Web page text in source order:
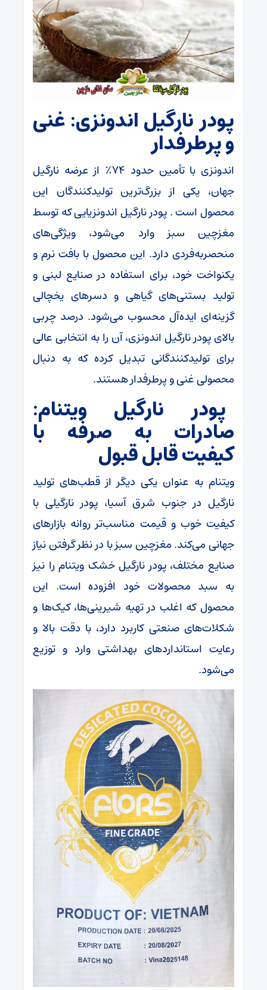
پودر نارگیل اندونزی: غنی
و پرطرفدار
اندونزی با تأمین حدود ۷۴٪ از عرضه نارگیل
جهان، یکی از بزرگ‌ترین تولیدکنندگان این
محصول است . پودر نارگیل اندونزیایی که توسط
مغزچین سبز وارد می‌شود، ویژگی‌های
منحصربه‌فردی دارد. این محصول با بافت نرم و
یکنواخت خود، برای استفاده در صنایع لبنی و
تولید بستنی‌های گیاهی و دسرهای یخچالی
گزینه‌ای ایده‌آل محسوب می‌شود. درصد چربی
بالای پودر نارگیل اندونزی، آن را به انتخابی عالی
برای تولیدکنندگانی تبدیل کرده که به دنبال
محصولی غنی و پرطرفدار هستند.
پودر نارگیل ویتنام:
صادرات به صرفه با
کیفیت قابل قبول
ویتنام به عنوان یکی دیگر از قطب‌های تولید
نارگیل در جنوب شرق آسیا، پودر نارگیلی با
کیفیت خوب و قیمت مناسب‌تر روانه بازارهای
جهانی می‌کند. مغزچین سبز با در نظر گرفتن نیاز
صنایع مختلف، پودر نارگیل خشک ویتنام را نیز
به سبد محصولات خود افزوده است. این
محصول که اغلب در تهیه شیرینی‌ها، کیک‌ها و
شکلات‌های صنعتی کاربرد دارد، با دقت بالا و
رعایت استانداردهای بهداشتی وارد و توزیع
می‌شود.